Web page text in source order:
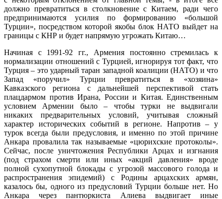
должно превратиться в столкновение с Китаем, ради чего
предпринимаются усилия по формированию «большой
Турции», посредством которой якобы блок НАТО выйдет на
границы с КНР и будет напрямую угрожать Китаю…
Начиная с 1991-92 гг., Армения постоянно стремилась к
нормализации отношений с Турцией, игнорируя тот факт, что
Турция – это ударный таран западной коалиции (НАТО) и что
Запад «поручил» Турции превратиться в «хозяина»
Кавказского региона с дальнейшей перспективой стать
плацдармом против Ирана, России и Китая. Единственным
условием Армении было – чтобы турки не выдвигали
никаких предварительных условий, учитывая сложный
характер исторических событий в регионе. Напротив – у
турок всегда были предусловия, и именно по этой причине
Анкара провалила так называемые «цюрихские протоколы».
Сейчас, после уничтожения Республики Арцах и изгнания
(под страхом смерти или иных «акций давления» вроде
полной сухопутной блокады с угрозой массового голода и
распространения эпидемий) с Родины арцахских армян,
казалось бы, одного из предусловий Турции больше нет. Но
Анкара через пантюркиста Алиева выдвигает иные